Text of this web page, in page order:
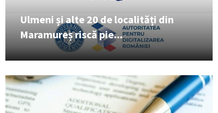
Ulmeni și alte 20 de localități din
Maramureș riscă pie...